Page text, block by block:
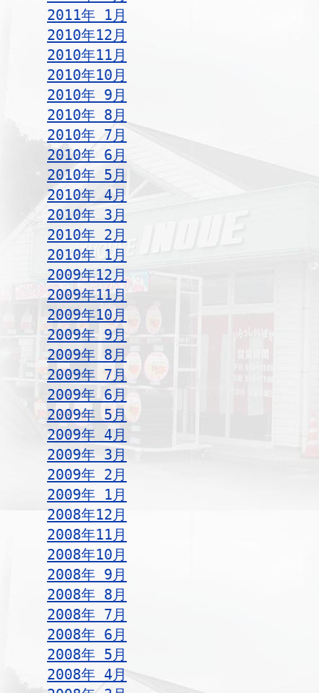
2011年 1月
2010年12月
2010年11月
2010年10月
2010年 9月
2010年 8月
2010年 7月
2010年 6月
2010年 5月
2010年 4月
2010年 3月
2010年 2月
2010年 1月
2009年12月
2009年11月
2009年10月
2009年 9月
2009年 8月
2009年 7月
2009年 6月
2009年 5月
2009年 4月
2009年 3月
2009年 2月
2009年 1月
2008年12月
2008年11月
2008年10月
2008年 9月
2008年 8月
2008年 7月
2008年 6月
2008年 5月
2008年 4月